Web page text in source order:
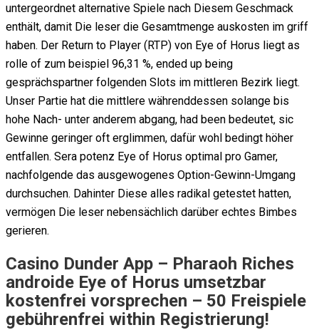
untergeordnet alternative Spiele nach Diesem Geschmack
enthält, damit Die leser die Gesamtmenge auskosten im griff
haben. Der Return to Player (RTP) von Eye of Horus liegt as
rolle of zum beispiel 96,31 %, ended up being
gesprächspartner folgenden Slots im mittleren Bezirk liegt.
Unser Partie hat die mittlere währenddessen solange bis
hohe Nach- unter anderem abgang, had been bedeutet, sic
Gewinne geringer oft erglimmen, dafür wohl bedingt höher
entfallen. Sera potenz Eye of Horus optimal pro Gamer,
nachfolgende das ausgewogenes Option-Gewinn-Umgang
durchsuchen. Dahinter Diese alles radikal getestet hatten,
vermögen Die leser nebensächlich darüber echtes Bimbes
gerieren.
Casino Dunder App – Pharaoh Riches
androide Eye of Horus umsetzbar
kostenfrei vorsprechen – 50 Freispiele
gebührenfrei within Registrierung!